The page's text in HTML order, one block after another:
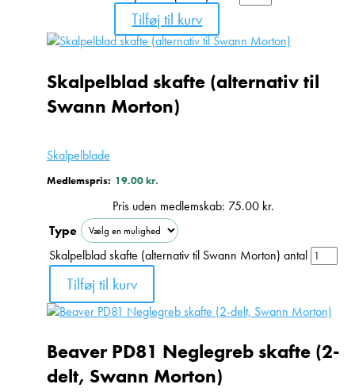
Tilføj til kurv
Skalpelblade
Skalpelblad skafte (alternativ til
Swann Morton)
Medlemspris: 19.00kr.
Pris uden medlemskab: 75.00 kr.
Type
Skalpelblad skafte (alternativ til Swann Morton) antal
Tilføj til kurv
Beaver PD81 Neglegreb skafte (2-
delt, Swann Morton)